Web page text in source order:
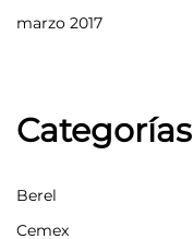
marzo 2017
Categorías
Berel
Cemex